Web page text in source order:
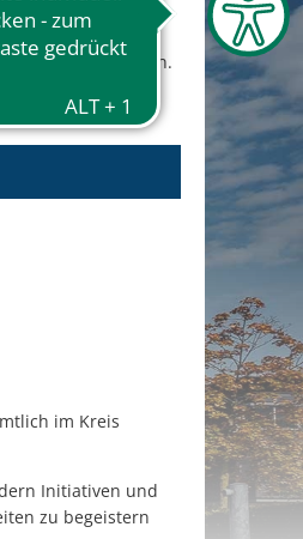
zu rücken.
und neue
im Kreis
Initiativen und
zu begeistern